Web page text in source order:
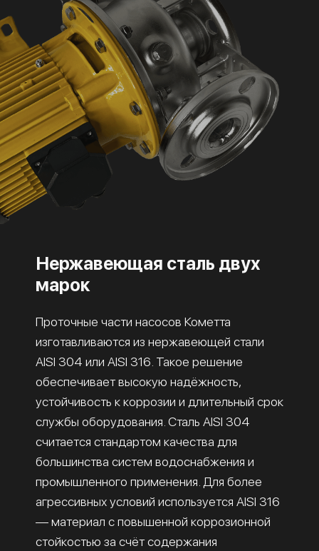
Нержавеющая сталь двух
марок
Проточные части насосов Кометта
изготавливаются из нержавеющей стали
AISI 304 или AISI 316. Такое решение
обеспечивает высокую надёжность,
устойчивость к коррозии и длительный срок
службы оборудования. Сталь AISI 304
считается стандартом качества для
большинства систем водоснабжения и
промышленного применения. Для более
агрессивных условий используется AISI 316
— материал с повышенной коррозионной
стойкостью за счёт содержания